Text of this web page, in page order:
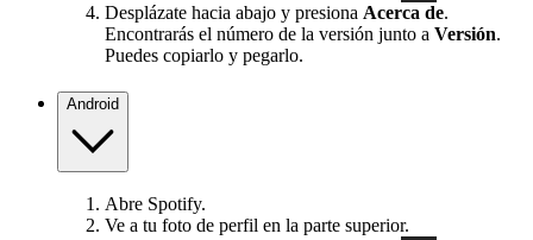
Desplázate hacia abajo y presiona Acerca de.
Encontrarás el número de la versión junto a Versión.
Puedes copiarlo y pegarlo.
Android
Abre Spotify.
Ve a tu foto de perfil en la parte superior.